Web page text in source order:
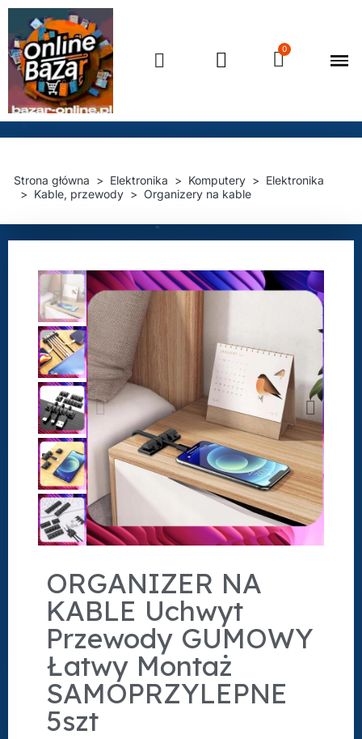
Strona główna Elektronika Komputery
Elektronika
Kable, przewody
Organizery na kable
ORGANIZER NA
KABLE Uchwyt
Przewody GUMOWY
Łatwy Montaż
SAMOPRZYLEPNE
5szt